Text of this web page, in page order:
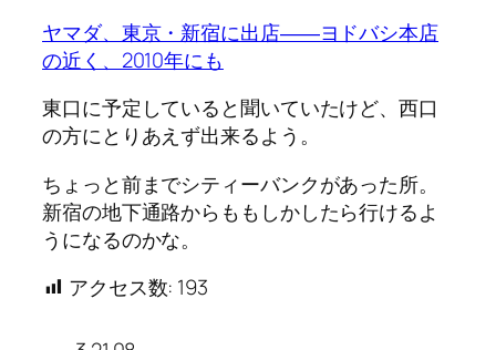
ヤマダ、東京・新宿に出店――ヨドバシ本店
の近く、2010年にも
東口に予定していると聞いていたけど、西口
の方にとりあえず出来るよう。
ちょっと前までシティーバンクがあった所。
新宿の地下通路からももしかしたら行けるよ
うになるのかな。
アクセス数: 193